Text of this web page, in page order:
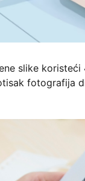
slike
fotografija